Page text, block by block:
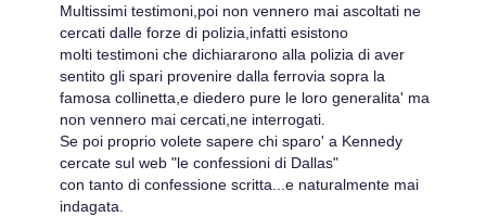
Multissimi testimoni,poi non vennero mai ascoltati ne
cercati dalle forze di polizia,infatti esistono
molti testimoni che dichiararono alla polizia di aver
sentito gli spari provenire dalla ferrovia sopra la
famosa collinetta,e diedero pure le loro generalita' ma
non vennero mai cercati,ne interrogati.
Se poi proprio volete sapere chi sparo' a Kennedy
cercate sul web "le confessioni di Dallas"
con tanto di confessione scritta...e naturalmente mai
indagata.